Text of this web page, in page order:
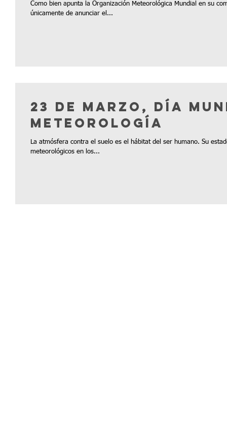
Como bien apunta la Organización Meteorológica Mundial en su
únicamente de anunciar el...
23 de marzo, Día
Meteorología
La atmósfera contra el suelo es el hábitat del ser humano. Su
meteorológicos en los...